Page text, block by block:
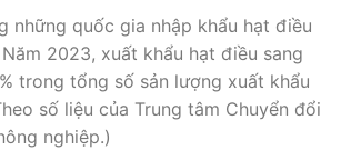
những quốc gia nhập khẩu hạt điều
2023, xuất khẩu hạt điều sang
trong tổng số sản lượng xuất khẩu
số liệu của Trung tâm Chuyển đổi
nghiệp.)